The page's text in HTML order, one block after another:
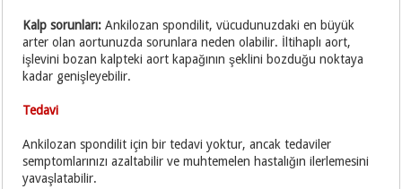
Kalp sorunları: Ankilozan spondilit, vücudunuzdaki en büyük
arter olan aortunuzda sorunlara neden olabilir. İltihaplı aort,
işlevini bozan kalpteki aort kapağının şeklini bozduğu noktaya
kadar genişleyebilir.
Tedavi
Ankilozan spondilit için bir tedavi yoktur, ancak tedaviler
semptomlarınızı azaltabilir ve muhtemelen hastalığın ilerlemesini
yavaşlatabilir.